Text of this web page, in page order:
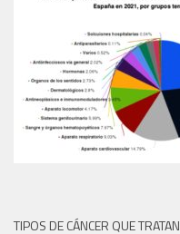
TIPOS DE CÁNCER QUE